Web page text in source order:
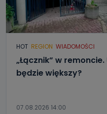
Można to zrobić pod
e-mailowo pod adresem:
HOT REGION WIADOMOŚCI
„Łącznik” w
będzie większy?
07.08.2026 14:00